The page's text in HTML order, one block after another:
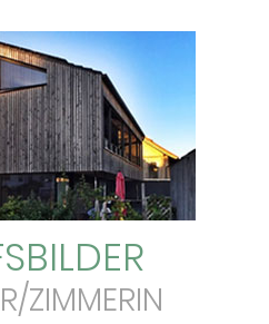
ZIMMERIN